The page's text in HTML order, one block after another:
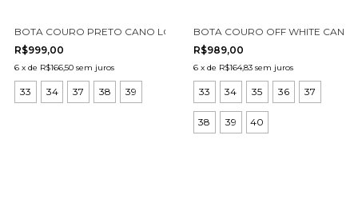
BOTA COURO PRETO CANO LONGO CECCONELLO 1870014-20
R$999,00
6 x de R$166,50 sem juros
33 34 37 38 39
BOTA COURO OFF WHITE
R$989,00
6 x de R$164,83 sem juros
33 34 35 36 37
38 39 40